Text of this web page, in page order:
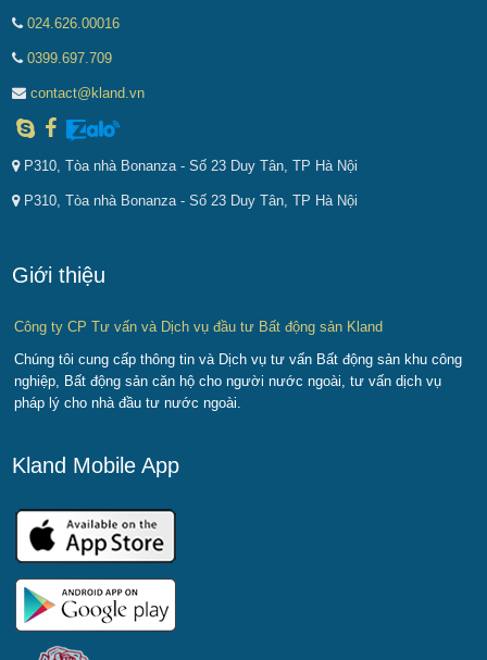
024.626.00016
0399.697.709
contact@kland.vn
P310, Tòa nhà Bonanza - Số 23 Duy Tân, TP Hà Nội
P310, Tòa nhà Bonanza - Số 23 Duy Tân, TP Hà Nội
Giới thiệu
Công ty CP Tư vấn và Dịch vụ đầu tư Bất động sản Kland
Chúng tôi cung cấp thông tin và Dịch vụ tư vấn Bất động sản khu công
nghiệp, Bất động sản căn hộ cho người nước ngoài, tư vấn dịch vụ
pháp lý cho nhà đầu tư nước ngoài.
Kland Mobile App